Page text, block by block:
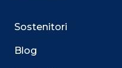
Sostenitori
Blog